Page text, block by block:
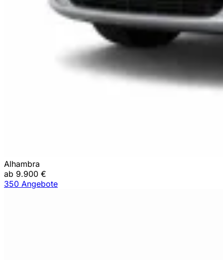
Alhambra
ab 9.900 €
350 Angebote